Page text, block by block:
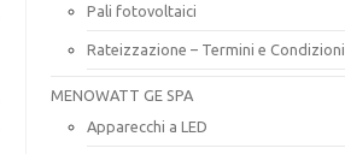
Pali fotovoltaici
Rateizzazione – Termini e Condizioni
MENOWATT GE SPA
Apparecchi a LED